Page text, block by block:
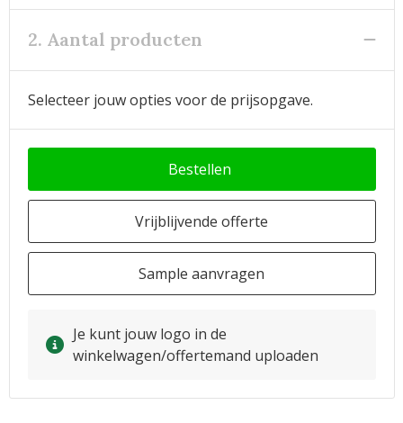
2. Aantal producten
Selecteer jouw opties voor de prijsopgave.
Bestellen
Vrijblijvende offerte
Sample aanvragen
Je kunt jouw logo in de
winkelwagen/offertemand uploaden